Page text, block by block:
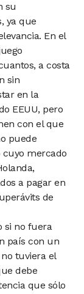
su
ya que
En el
a costa
sin
en la
EEUU, pero
con el que
puede
cuyo mercado
a pagar en
de
si no fuera
país con un
tuviera el
debe
que sólo